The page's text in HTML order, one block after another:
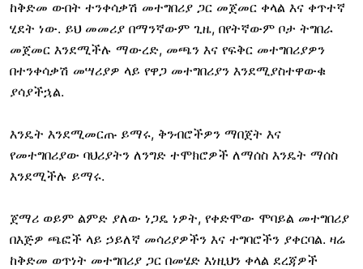
ከቅድመ ውበት ተንቀሳቃሽ መተግበሪያ ጋር መጀመር ቀላል እና ቀጥተኛ
ሂደት ነው. ይህ መመሪያ በማንኛውም ጊዜ, በየትኛውም ቦታ ትግበራ
መጀመር እንደሚችሉ ማውረድ, መጫን እና የፍቅር መተግበሪያዎን
በተንቀሳቃሽ መሣሪያዎ ላይ የዋጋ መተግበሪያን እንደሚያስተዋውቁ
ያሳያችኋል.
እንዴት እንደሚመርጡ ይማሩ, ቅንብሮችዎን ማበጀት እና
የመተግበሪያው ባህሪያትን ለንግድ ተሞክሮዎች ለማሰስ እንዴት ማሰስ
እንደሚችሉ ይማሩ.
ጀማሪ ወይም ልምድ ያለው ነጋዴ ነዎት, የቀድሞው ሞባይል መተግበሪያ
በእጅዎ ጫፎች ላይ ኃይለኛ መሳሪያዎችን እና ተግባሮችን ያቀርባል. ዛሬ
ከቅድመ ወጥነት መተግበሪያ ጋር በመሄድ እነዚህን ቀላል ደረጃዎች